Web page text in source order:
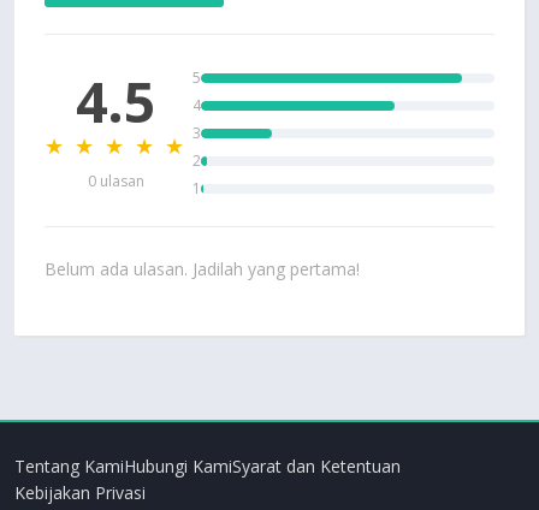
4.5
★ ★ ★ ★ ★
0 ulasan
5
4
3
2
1
Belum ada ulasan. Jadilah yang pertama!
Tentang KamiHubungi KamiSyarat dan Ketentuan
Kebijakan Privasi